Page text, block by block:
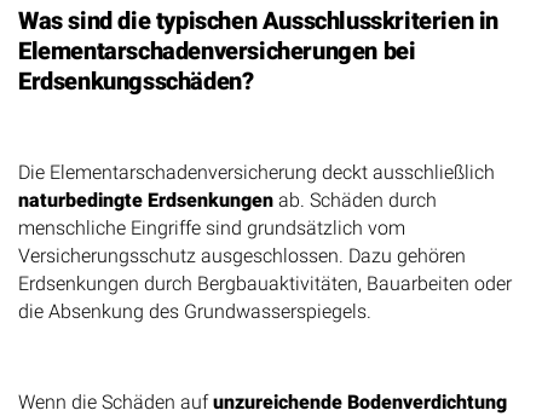
Was sind die typischen Ausschlusskriterien in
Elementarschadenversicherungen bei
Erdsenkungsschäden?
Die Elementarschadenversicherung deckt ausschließlich
naturbedingte Erdsenkungen ab. Schäden durch
menschliche Eingriffe sind grundsätzlich vom
Versicherungsschutz ausgeschlossen. Dazu gehören
Erdsenkungen durch Bergbauaktivitäten, Bauarbeiten oder
die Absenkung des Grundwasserspiegels.
Wenn die Schäden aufunzureichende Bodenverdichtung